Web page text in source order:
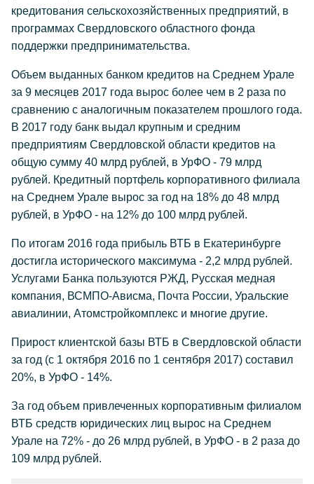
кредитования сельскохозяйственных предприятий, в
программах Свердловского областного фонда
поддержки предпринимательства.
Объем выданных банком кредитов на Среднем Урале
за 9 месяцев 2017 года вырос более чем в 2 раза по
сравнению с аналогичным показателем прошлого года.
В 2017 году банк выдал крупным и средним
предприятиям Свердловской области кредитов на
общую сумму 40 млрд рублей, в УрФО - 79 млрд
рублей. Кредитный портфель корпоративного филиала
на Среднем Урале вырос за год на 18% до 48 млрд
рублей, в УрФО - на 12% до 100 млрд рублей.
По итогам 2016 года прибыль ВТБ в Екатеринбурге
достигла исторического максимума - 2,2 млрд рублей.
Услугами Банка пользуются РЖД, Русская медная
компания, ВСМПО-Ависма, Почта России, Уральские
авиалинии, Атомстройкомплекс и многие другие.
Прирост клиентской базы ВТБ в Свердловской области
за год (с 1 октября 2016 по 1 сентября 2017) составил
20%, в УрФО - 14%.
За год объем привлеченных корпоративным филиалом
ВТБ средств юридических лиц вырос на Среднем
Урале на 72% - до 26 млрд рублей, в УрФО - в 2 раза до
109 млрд рублей.